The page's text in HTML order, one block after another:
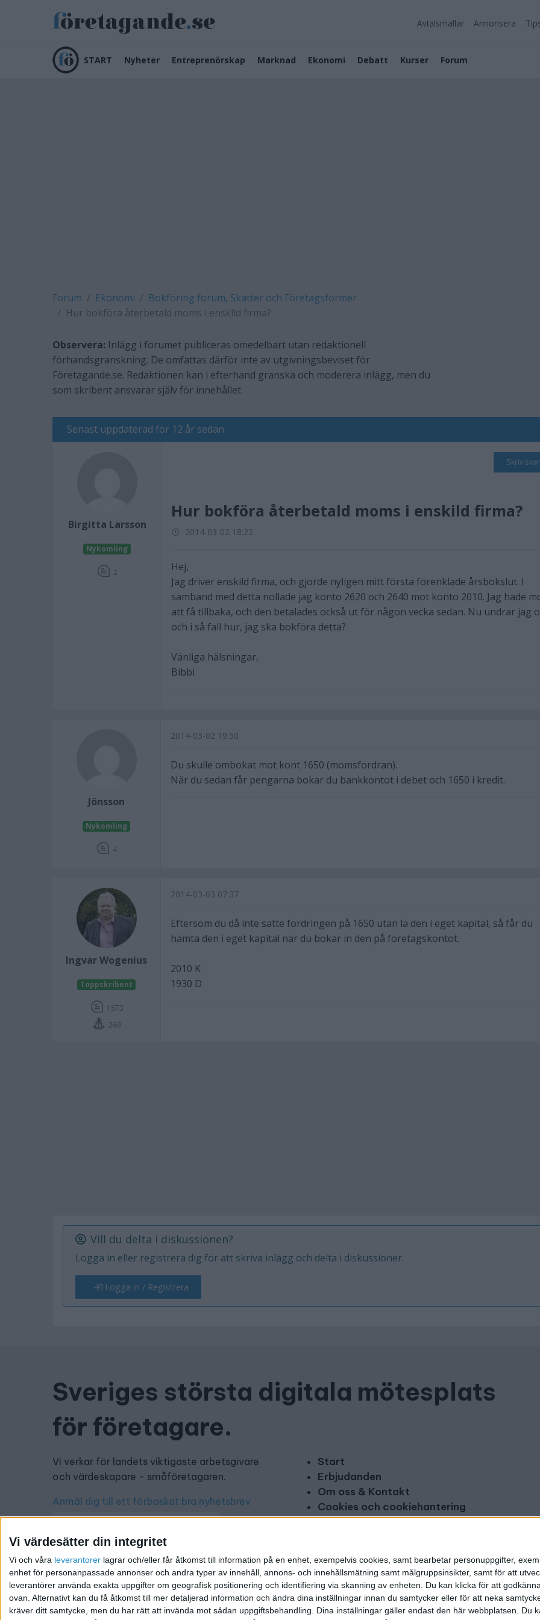
Vi värdesätter din integritet
Vi och våra leverantorer lagrar och/eller får åtkomst till information på en enhet, exempelvis cookies, samt bearbetar personuppgifter,
enhet för personanpassade annonser och andra typer av innehåll, annons- och innehållsmätning samt målgruppsinsikter, samt för att
leverantörer använda exakta uppgifter om geografisk positionering och identifiering via skanning av enheten. Du kan klicka för att
ovan. Alternativt kan du få åtkomst till mer detaljerad information och ändra dina inställningar innan du samtycker eller för att neka
kräver ditt samtycke, men du har rätt att invända mot sådan uppgiftsbehandling. Dina inställningar gäller endast den här webbplatsen.
Avtalsmallar Annonsera
START Nyheter Entreprenörskap Marknad Ekonomi Debatt Kurser Forum
Forum Ekonomi
Bokföring forum, Skatter och Företagsformer
Hur bokföra återbetald moms i enskild firma?
Observera: Inlägg i forumet publiceras omedelbart utan redaktionell
förhandsgranskning. De omfattas därför inte av utgivningsbeviset för
Företagande.se. Redaktionen kan i efterhand granska och moderera inlägg, men du
som skribent ansvarar själv för innehållet.
Senast uppdaterad för 12 år sedan
Birgitta Larsson
Nykomling
2
Skriv svar
Hur bokföra återbetald moms i enskild firma?
2014-03-02 18:22
Hej,
Jag driver enskild firma, och gjorde nyligen mitt första förenklade årsbokslut. I
samband med detta nollade jag konto 2620 och 2640 mot konto 2010. Jag hade
att få tillbaka, och den betalades också ut för någon vecka sedan. Nu undrar jag
och i så fall hur, jag ska bokföra detta?
Vänliga hälsningar,
Bibbi
Jönsson
Nykomling
4
2014-03-02 19:50
Du skulle ombokat mot kont 1650 (momsfordran).
När du sedan får pengarna bokar du bankkontot i debet och 1650 i kredit.
Ingvar Wogenius
Toppskribent
1573
269
2014-03-03 07:37
Eftersom du då inte satte fordringen på 1650 utan la den i eget kapital, så får du
hämta den i eget kapital när du bokar in den på företagskontot.
2010 K
1930 D
Vill du delta i diskussionen?
Logga in eller registrera dig för att skriva inlägg och delta i diskussioner.
Logga in / Registrera
Sveriges största digitala mötesplats
för företagare.
Vi verkar för landets viktigaste arbetsgivare
och värdeskapare - småföretagaren.
Anmäl dig till ett förbaskat bra nyhetsbrev
Har du ett nyhetstips?
Kontakta oss: info@foretagande.se
Start
Erbjudanden
Om oss & Kontakt
Cookies och cookiehantering
Copyright och disclaimer